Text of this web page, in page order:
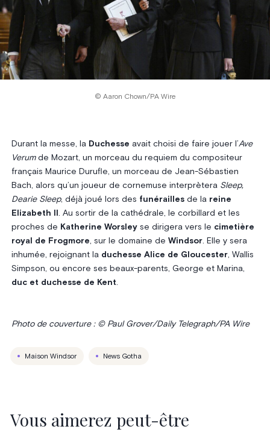
© Aaron Chown/PA Wire
Durant la messe, la Duchesse avait choisi de faire jouer l’Ave
Verumde Mozart, un morceau du requiem du compositeur
français Maurice Durufle, un morceau de Jean-Sébastien
Bach, alors qu’un joueur de cornemuse interprètera Sleep,
Dearie Sleep, déjà joué lors des funéraillesde la reine
Elizabeth II . Au sortir de la cathédrale, le corbillard et les
proches de Katherine Worsleyse dirigera vers le cimetière
royal de Frogmore, sur le domaine de Windsor. Elle y sera
inhumée, rejoignant la duchesse Alice de Gloucester, Wallis
Simpson, ou encore ses beaux-parents, George et Marina,
duc et duchesse de Kent.
Photo de couverture : © Paul Grover/Daily Telegraph/PA Wire
Maison Windsor News Gotha
Vous aimerez peut-être